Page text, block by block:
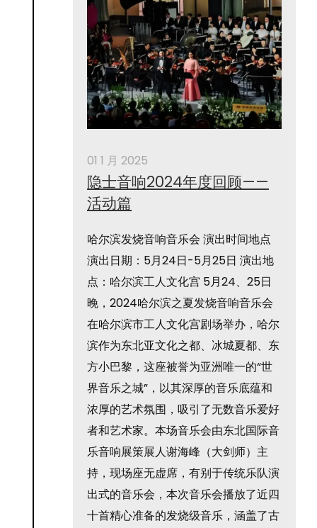
01 1 月 2025
隐士音响2024年度回顾——
活动篇
哈尔滨发烧音响音乐会 演出时间地点
演出日期：5月24日-5月25日 演出地
点：哈尔滨工人文化宫 5月24、25日
晚，2024哈尔滨之夏发烧音响音乐会
在哈尔滨市工人文化宫剧场举办，哈尔
滨作为东北亚文化之都、冰城夏都、东
方小巴黎，这座被誉为亚洲唯一的“世
界音乐之城”，以其深厚的音乐底蕴和
浓厚的艺术氛围，吸引了无数音乐爱好
者和艺术家。本场音乐会由东北国际音
乐音响展策展人谢海峰（大剑师）主
持，现场座无虚席，有别于传统乐队演
出式的音乐会，本次音乐会播放了近四
十首精心准备的发烧级音乐，涵盖了古